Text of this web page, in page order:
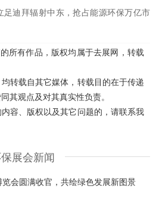
足迪拜辐射中东，抢占能源环保万亿市
所有作品，版权均属于去展网，转载
转载自其它媒体，转载目的在于传递
其观点及对其真实性负责。
容、版权以及其它问题的，请联系我
展会新闻
会圆满收官，共绘绿色发展新图景